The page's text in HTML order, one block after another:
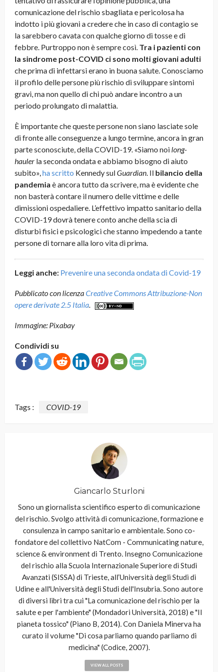
comunicazione del rischio sbagliata e pericolosa ha
indotto i più giovani a credere che in caso di contagio se
la sarebbero cavata con qualche giorno di tosse e di
febbre. Purtroppo non è sempre così. Tra i pazienti con
la sindrome post-COVID ci sono molti giovani adulti
che prima di infettarsi erano in buona salute. Conosciamo
il profilo delle persone più rischio di sviluppare sintomi
gravi, ma non quello di chi può andare incontro a un
periodo prolungato di malattia.
È importante che queste persone non siano lasciate sole
di fronte alle conseguenze a lungo termine, ancora in gran
parte sconosciute, della COVID-19. «Siamo noi long-
hauler la seconda ondata e abbiamo bisogno di aiuto
subito»,ha scritto Kennedy sulGuardian. Il bilancio della
pandemia è ancora tutto da scrivere, ma è evidente che
non basterà contare il numero delle vittime e delle
dimissioni ospedaliere. L’effettivo impatto sanitario della
COVID-19 dovrà tenere conto anche della scia di
disturbi fisici e psicologici che stanno impedendo a tante
persone di tornare alla loro vita di prima.
Leggi anche: Prevenire una seconda ondata di Covid-19
Pubblicato con licenzaCreative Commons Attribuzione-Non
opere derivate 2.5 Italia.
Immagine: Pixabay
Condividi su
Tags : COVID-19
Giancarlo Sturloni
Sono un giornalista scientifico esperto di comunicazione
del rischio. Svolgo attività di comunicazione, formazione e
consulenza in campo sanitario e ambientale. Sono co-
fondatore del collettivo NatCom - Communicating nature,
science & environment di Trento. Insegno Comunicazione
del rischio alla Scuola Internazionale Superiore di Studi
Avanzati (SISSA) di Trieste, all’Università degli Studi di
Udine e all'Università degli Studi dell'Insubria. Sono autore
di diversi libri tra cui "La comunicazione del rischio per la
salute e per l'ambiente" (Mondadori Università, 2018) e "Il
pianeta tossico" (Piano B, 2014). Con Daniela Minerva ha
curato il volume "Di cosa parliamo quando parliamo di
medicina" (Codice, 2007).
VIEW ALL POSTS